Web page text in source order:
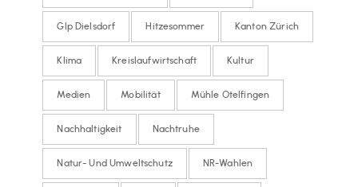
Glp Dielsdorf Hitzesommer Kanton Zürich
Klima Kreislaufwirtschaft Kultur
Medien Mobilität Mühle Otelfingen
Nachhaltigkeit Nachtruhe
Natur- Und Umweltschutz NR-Wahlen